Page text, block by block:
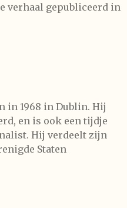
verhaal gepubliceerd in
in 1968 in Dublin. Hij
en is ook een tijdje
Hij verdeelt zijn
Staten